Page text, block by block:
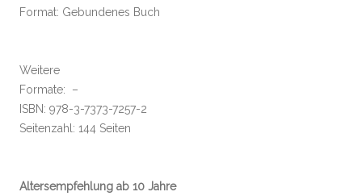
Format: Gebundenes Buch
Weitere
Formate: –
ISBN: 978-3-7373-7257-2
Seitenzahl: 144 Seiten
Altersempfehlung ab 10 Jahre